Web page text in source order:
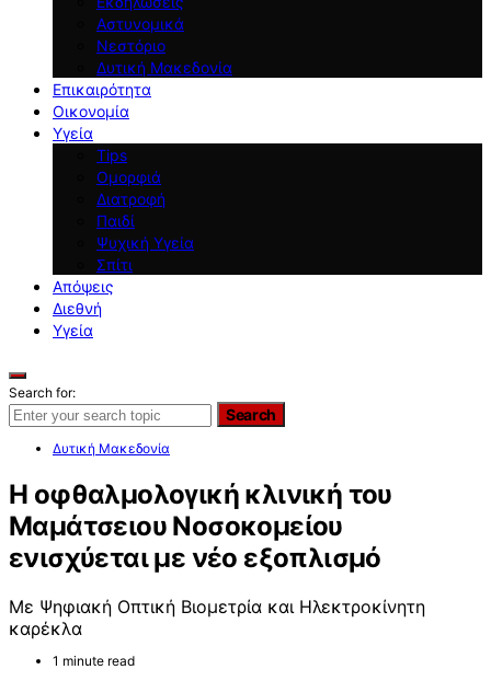
Αστυνομικά
Νεστόριο
Δυτική Μακεδονία
Επικαιρότητα
Οικονομία
Υγεία
Tips
Ομορφιά
Διατροφή
Παιδί
Ψυχική Υγεία
Σπίτι
Απόψεις
Διεθνή
Υγεία
Search for:
Search
Δυτική Μακεδονία
H οφθαλμολογική κλινική του
Μαμάτσειου Νοσοκομείου
ενισχύεται με νέο εξοπλισμό
Με Ψηφιακή Οπτική Βιομετρία και Ηλεκτροκίνητη
καρέκλα
1 minute read